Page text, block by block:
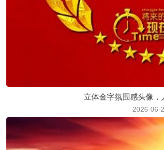
立体金字氛围感头像
2026-06-